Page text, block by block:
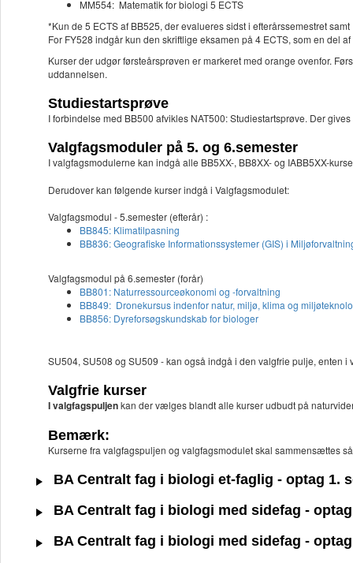
MM554: Matematik for biologi 5 ECTS
*Kun de 5 ECTS af BB525, der evalueres sidst i efterårssemestret
For FY528 indgår kun den skriftlige eksamen på 4 ECTS, som en del
Kurser der udgør førsteårsprøven er markeret med orange ovenfor.
uddannelsen.
Studiestartsprøve
I forbindelse med BB500 afvikles NAT500: Studiestartsprøve. Der
Valgfagsmoduler på 5. og 6.semester
I valgfagsmodulerne kan indgå alle BB5XX-, BB8XX- og IABB5XX-
Derudover kan følgende kurser indgå i Valgfagsmodulet:
Valgfagsmodul - 5.semester (efterår) :
BB845: Klimatilpasning
BB836: Geografiske Informationssystemer (GIS) i
Valgfagsmodul på 6.semester (forår)
BB801: Naturressourceøkonomi og -forvaltning
BB849: Dronekursus indenfor natur, miljø, klima og
BB856: Dyreforsøgskundskab for biologer
SU504, SU508 og SU509 - kan også indgå i den valgfrie pulje, enten
Valgfrie kurser
I valgfagspuljenkan der vælges blandt alle kurser udbudt på
Bemærk:
Kurserne fra valgfagspuljen og valgfagsmodulet skal sammensættes
BA Centralt fag i biologi et-faglig - optag 1.
BA Centralt fag i biologi med sidefag -
BA Centralt fag i biologi med sidefag -